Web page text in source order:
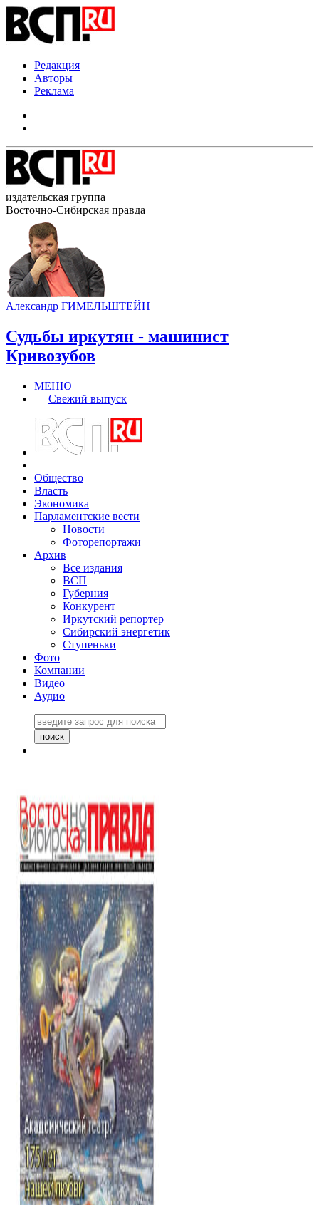
Редакция
Авторы
Реклама
издательская группа
Восточно-Сибирская правда
Александр ГИМЕЛЬШТЕЙН
Судьбы иркутян - машинист
Кривозубов
МЕНЮ
Свежий выпуск
Общество
Власть
Экономика
Парламентские вести
Новости
Фоторепортажи
Архив
Все издания
ВСП
Губерния
Конкурент
Иркутский репортер
Сибирский энергетик
Ступеньки
Фото
Компании
Видео
Аудио